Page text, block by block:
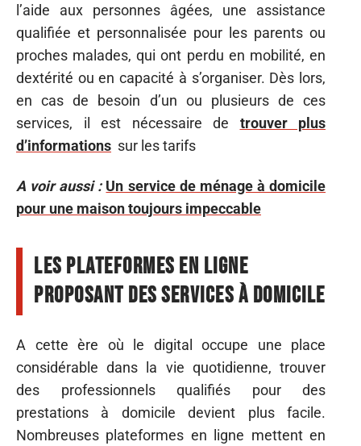
l’aide aux personnes âgées, une assistance
qualifiée et personnalisée pour les parents ou
proches malades, qui ont perdu en mobilité, en
dextérité ou en capacité à s’organiser. Dès lors,
en cas de besoin d’un ou plusieurs de ces
services, il est nécessaire de trouver plus
d’informations sur les tarifs
A voir aussi : Un service de ménage à domicile
pour une maison toujours impeccable
Les plateformes en ligne
proposant des services à domicile
A cette ère où le digital occupe une place
considérable dans la vie quotidienne, trouver
des professionnels qualifiés pour des
prestations à domicile devient plus facile.
Nombreuses plateformes en ligne mettent en